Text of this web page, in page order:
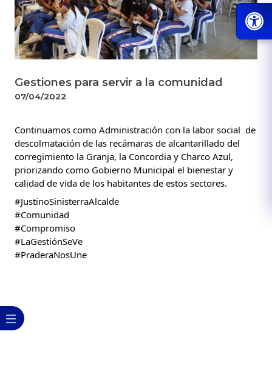
Gestiones para servir a la comunidad
07/04/2022
Continuamos como Administración con la labor social  de
descolmatación de las recámaras de alcantarillado del
corregimiento la Granja, la Concordia y Charco Azul,
priorizando como Gobierno Municipal el bienestar y
calidad de vida de los habitantes de estos sectores.
#JustinoSinisterraAlcalde
#Comunidad
#Compromiso
#LaGestiónSeVe
#PraderaNosUne